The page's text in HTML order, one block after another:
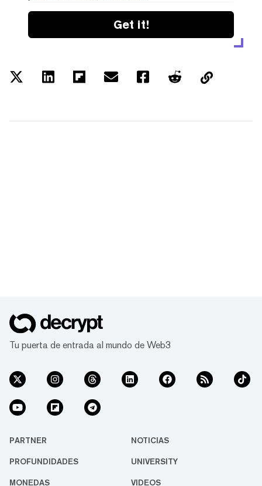
Get it!
Tu puerta de entrada al mundo de Web3
PARTNER NOTICIAS
PROFUNDIDADES UNIVERSITY
MONEDAS VIDEOS